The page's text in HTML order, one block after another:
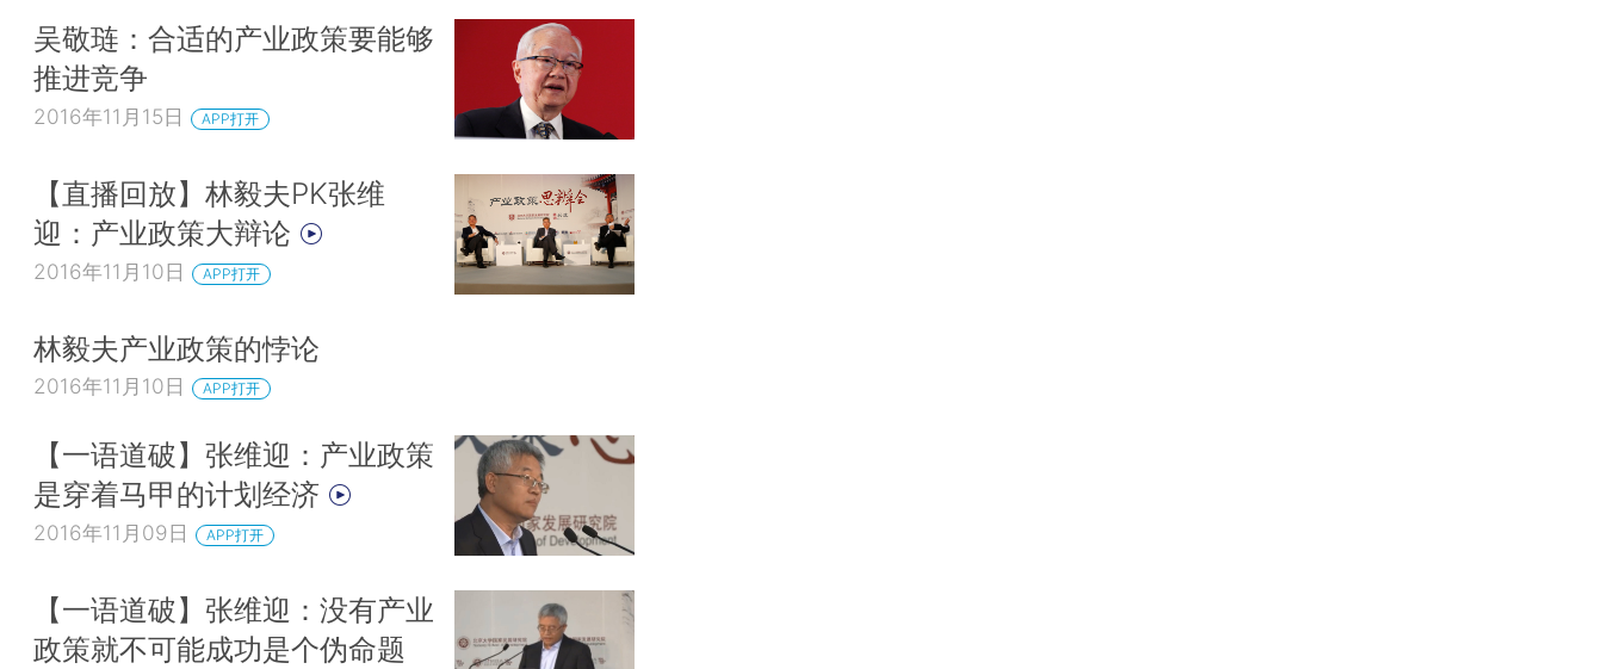
吴敬琏：合适的产业政策要能够
推进竞争
2016年11月15日 APP打开
【直播回放】林毅夫PK张维
迎：产业政策大辩论
2016年11月10日 APP打开
林毅夫产业政策的悖论
2016年11月10日 APP打开
【一语道破】张维迎：产业政策
是穿着马甲的计划经济
2016年11月09日 APP打开
【一语道破】张维迎：没有产业
政策就不可能成功是个伪命题